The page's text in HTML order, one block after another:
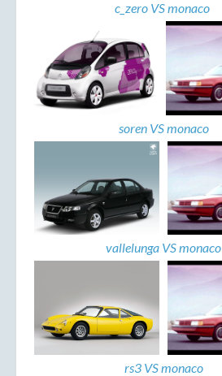
c_zero VS monaco
soren VS monaco
vallelunga VS monaco
rs3 VS monaco